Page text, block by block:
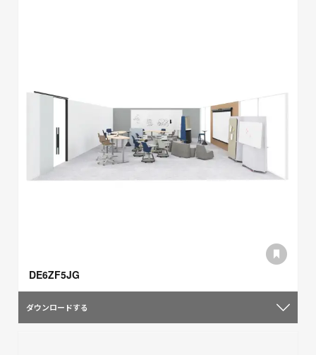
DE6ZF5JG
ダウンロードする